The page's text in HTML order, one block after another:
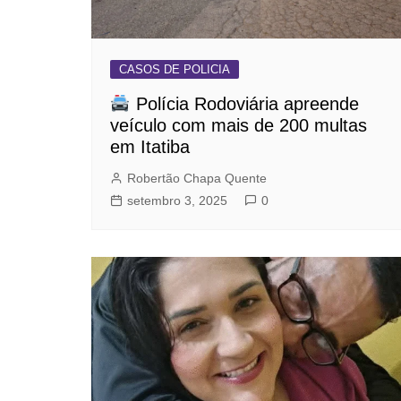
CASOS DE POLICIA
Polícia Rodoviária apreende
veículo com mais de 200 multas
em Itatiba
Robertão Chapa Quente
setembro 3, 2025
0